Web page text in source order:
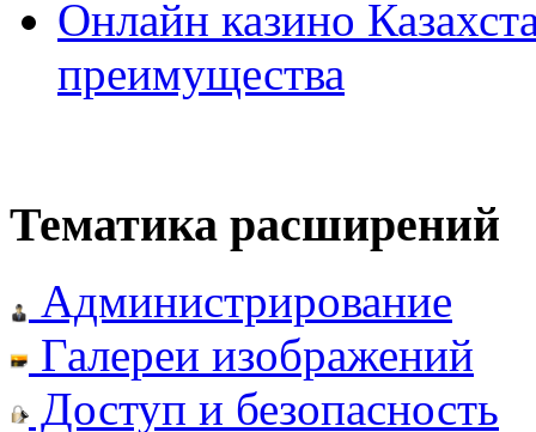
Онлайн казино
преимущества
Тематика расширений
Администрирование
Галереи изображений
Доступ и безопасность